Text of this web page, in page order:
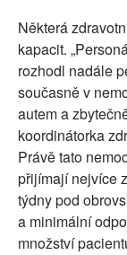
Některá
kapacit.
rozhodl nadále
současně v
autem a
koordinátorka
Právě tato
přijímají nejvíce
týdny pod
a minimální
množství